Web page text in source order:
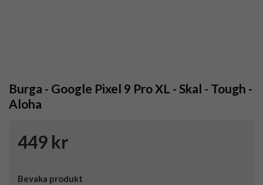
Burga - Google Pixel 9 Pro XL - Skal - Tough -
Aloha
449 kr
Bevaka produkt